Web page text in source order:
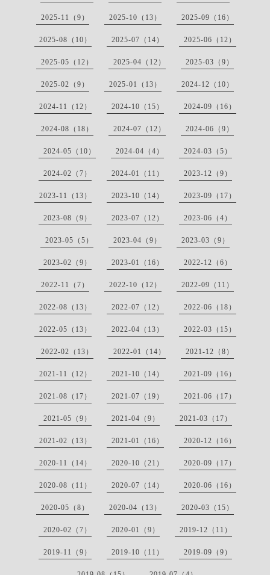
2025-11（9） 2025-10（13） 2025-09（16）
2025-08（10） 2025-07（14） 2025-06（12）
2025-05（12） 2025-04（12） 2025-03（9）
2025-02（9） 2025-01（13） 2024-12（10）
2024-11（12） 2024-10（15） 2024-09（16）
2024-08（18） 2024-07（12） 2024-06（9）
2024-05（10） 2024-04（4） 2024-03（5）
2024-02（7） 2024-01（11） 2023-12（9）
2023-11（13） 2023-10（14） 2023-09（17）
2023-08（9） 2023-07（12） 2023-06（4）
2023-05（5） 2023-04（9） 2023-03（9）
2023-02（9） 2023-01（16） 2022-12（6）
2022-11（7） 2022-10（12） 2022-09（11）
2022-08（13） 2022-07（12） 2022-06（18）
2022-05（13） 2022-04（13） 2022-03（15）
2022-02（13） 2022-01（14） 2021-12（8）
2021-11（12） 2021-10（14） 2021-09（16）
2021-08（17） 2021-07（19） 2021-06（17）
2021-05（9） 2021-04（9） 2021-03（17）
2021-02（13） 2021-01（16） 2020-12（16）
2020-11（14） 2020-10（21） 2020-09（17）
2020-08（11） 2020-07（14） 2020-06（16）
2020-05（8） 2020-04（13） 2020-03（15）
2020-02（7） 2020-01（9） 2019-12（11）
2019-11（9） 2019-10（11） 2019-09（9）